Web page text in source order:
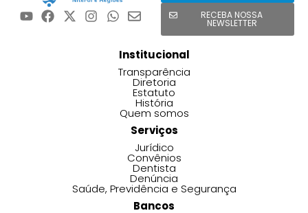
RECEBA NOSSA
NEWSLETTER
Institucional
Transparência
Diretoria
Estatuto
História
Quem somos
Serviços
Jurídico
Convênios
Dentista
Denúncia
Saúde, Previdência e Segurança
Bancos